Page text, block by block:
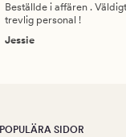
Beställde i affären .
trevlig personal !
Jessie
POPULÄRA SIDOR